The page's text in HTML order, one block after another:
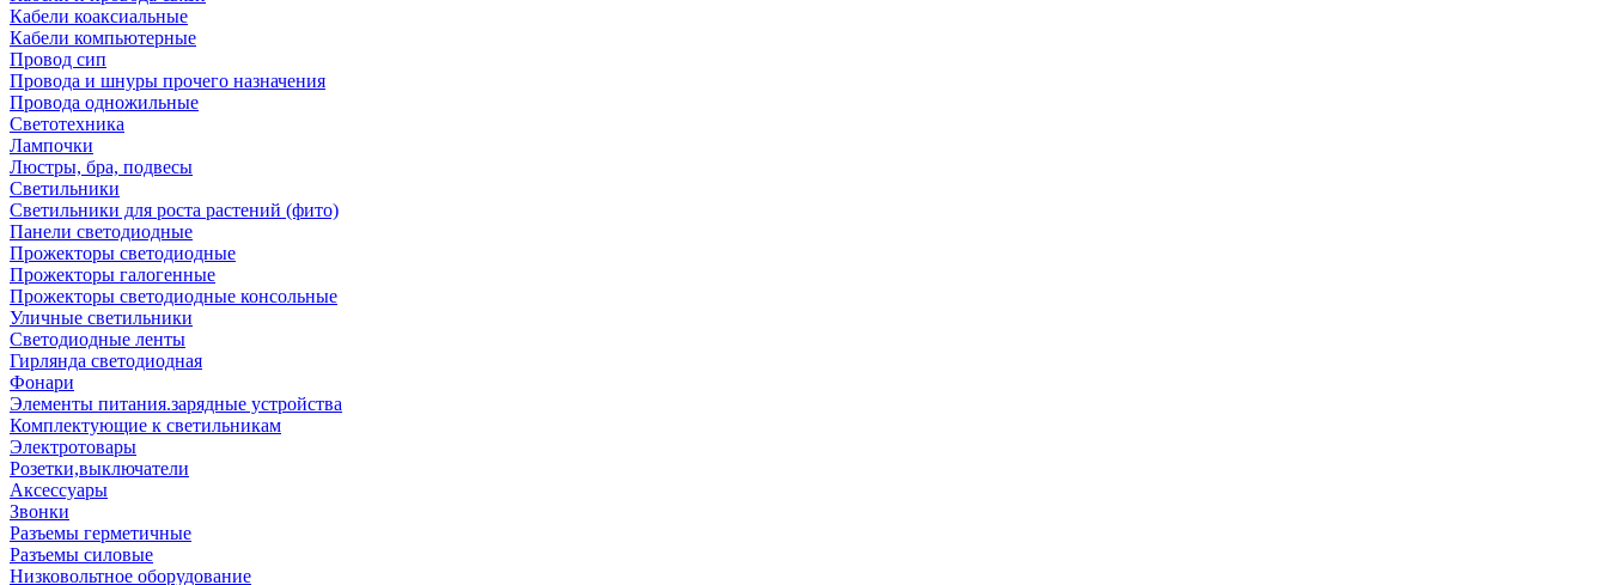
Кабели коаксиальные
Кабели компьютерные
Провод сип
Провода и шнуры прочего назначения
Провода одножильные
Светотехника
Лампочки
Люстры, бра, подвесы
Светильники
Светильники для роста растений (фито)
Панели светодиодные
Прожекторы светодиодные
Прожекторы галогенные
Прожекторы светодиодные консольные
Уличные светильники
Светодиодные ленты
Гирлянда светодиодная
Фонари
Элементы питания.зарядные устройства
Комплектующие к светильникам
Электротовары
Розетки,выключатели
Аксессуары
Звонки
Разъемы герметичные
Разъемы силовые
Низковольтное оборудование